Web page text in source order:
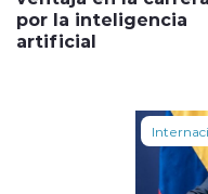
por la inteligencia
artificial